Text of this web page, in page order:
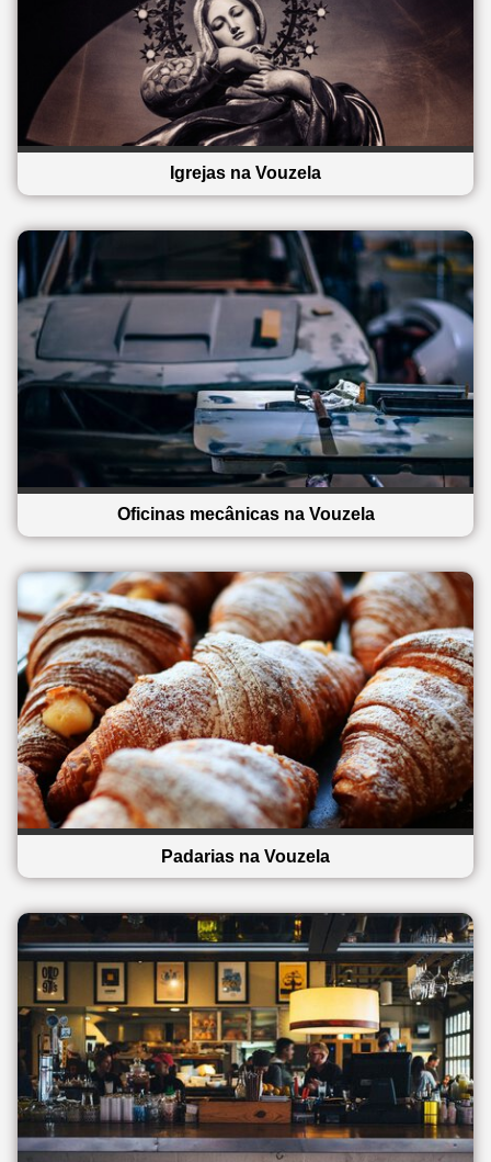
Igrejas na Vouzela
Oficinas mecânicas na Vouzela
Padarias na Vouzela